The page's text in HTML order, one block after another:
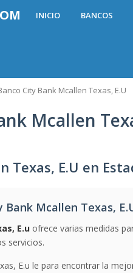
INICIO BANCOS
City Bank Mcallen Texas, E.U
Mcallen
Texas, E.U en
Bank Mcallen Texas,
E.u ofrece varias medidas
servicios.
E.u le para encontrar la